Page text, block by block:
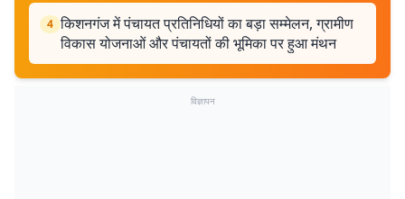
4 किशनगंज में पंचायत प्रतिनिधियों का बड़ा सम्मेलन, ग्रामीण
विकास योजनाओं और पंचायतों की भूमिका पर हुआ मंथन
विज्ञापन